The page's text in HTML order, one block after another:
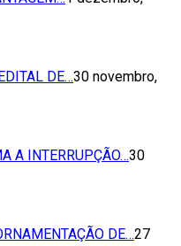
DE…30 novembro,
A INTERRUPÇÃO…30
DE…27